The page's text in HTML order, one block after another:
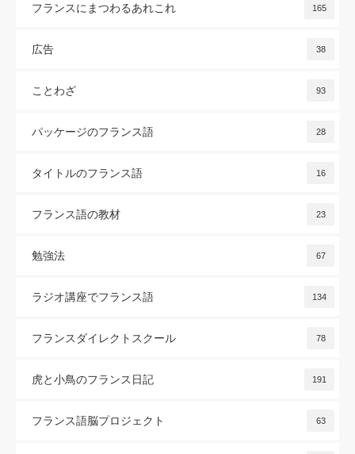
フランスにまつわるあれこれ 165
広告 38
ことわざ 93
パッケージのフランス語 28
タイトルのフランス語 16
フランス語の教材 23
勉強法 67
ラジオ講座でフランス語 134
フランスダイレクトスクール 78
虎と小鳥のフランス日記 191
フランス語脳プロジェクト 63